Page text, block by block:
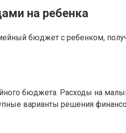
на ребенка
бюджет с ребенком,
бюджета. Расходы на
варианты решения